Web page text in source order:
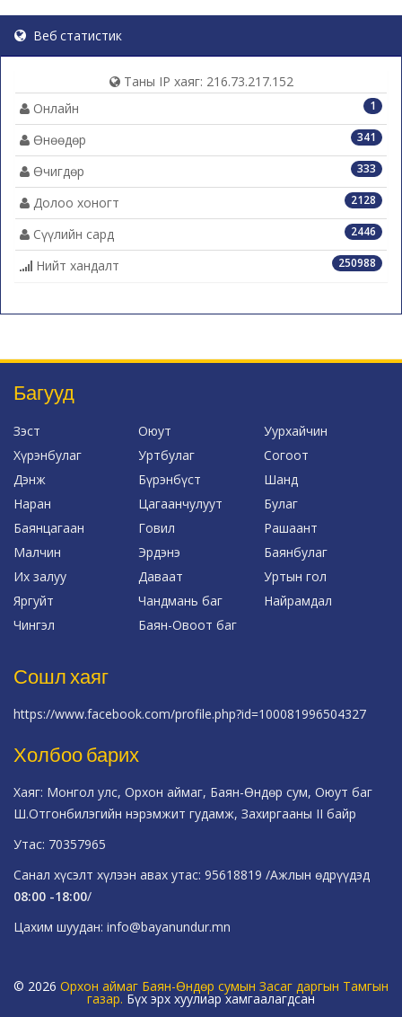
Веб статистик
Таны IP хаяг: 216.73.217.152
1
Онлайн
341
Өнөөдөр
333
Өчигдөр
2128
Долоо хоногт
2446
Сүүлийн сард
250988
Нийт хандалт
Багууд
Зэст Оюут
Уурхайчин
Хүрэнбулаг
Уртбулаг
Согоот
Дэнж
Бүрэнбүст
Шанд
Наран
Цагаанчулуут
Булаг
Баянцагаан
Говил
Рашаант
Малчин
Эрдэнэ
Баянбулаг
Их залуу
Даваат
Уртын гол
Яргуйт
Чандмань баг
Найрамдал
Чингэл
Баян-Овоот баг
Сошл хаяг
https://www.facebook.com/profile.php?id=100081996504327
Холбоо барих
Хаяг: Монгол улс, Орхон аймаг, Баян-Өндөр сум, Оюут баг
Ш.Отгонбилэгийн нэрэмжит гудамж, Захиргааны II байр
Утас: 70357965
Санал хүсэлт хүлээн авах утас: 95618819 /Ажлын өдрүүдэд
08:00 -18:00/
Цахим шуудан: info@bayanundur.mn
© 2026 Орхон аймаг Баян-Өндөр сумын Засаг даргын Тамгын
газар. Бүх эрх хуулиар хамгаалагдсан